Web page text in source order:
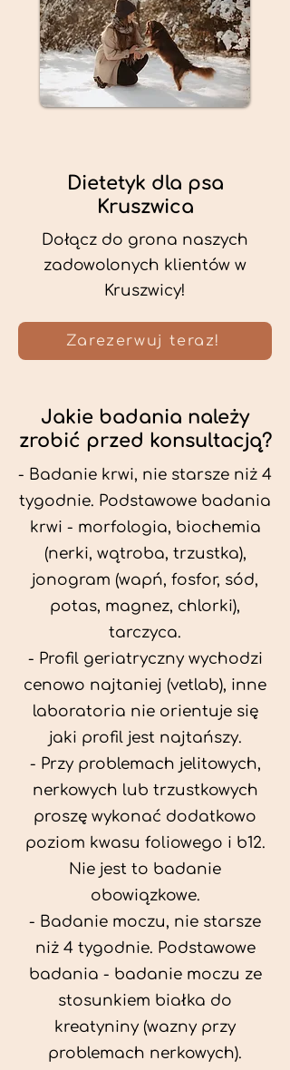
Dietetyk dla psa
Kruszwica
Dołącz do grona naszych
zadowolonych klientów w
Kruszwicy!
Zarezerwuj teraz!
Jakie badania należy
zrobić przed konsultacją?
- Badanie krwi, nie starsze niż 4
tygodnie. Podstawowe badania
krwi - morfologia, biochemia
(nerki, wątroba, trzustka),
jonogram (wapń, fosfor, sód,
potas, magnez, chlorki),
tarczyca.
- Profil geriatryczny wychodzi
cenowo najtaniej (vetlab), inne
laboratoria nie orientuje się
jaki profil jest najtańszy.
- Przy problemach jelitowych,
nerkowych lub trzustkowych
proszę wykonać dodatkowo
poziom kwasu foliowego i b12.
Nie jest to badanie
obowiązkowe.
- Badanie moczu, nie starsze
niż 4 tygodnie. Podstawowe
badania - badanie moczu ze
stosunkiem białka do
kreatyniny (wazny przy
problemach nerkowych).